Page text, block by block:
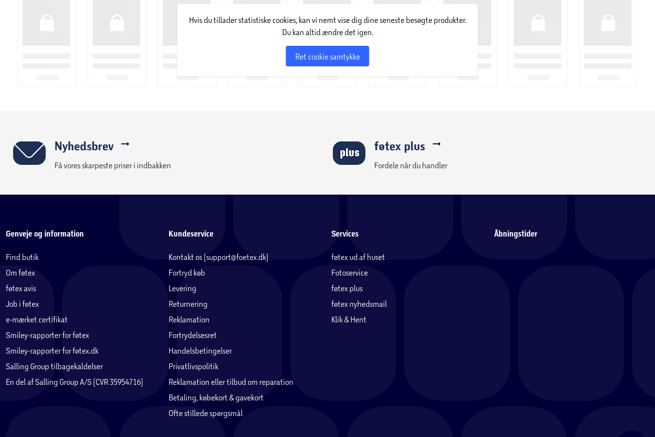
Hvis du tillader statistiske cookies, kan vi nemt vise dig dine seneste besøgte produkter.
Du kan altid ændre det igen.
Ret cookie samtykke
Nyhedsbrev
Få vores skarpeste priser i indbakken
føtex plus
Fordele når du handler
Genveje og information
Find butik
Om føtex
føtex avis
Job i føtex
e-mærket certifikat
Smiley-rapporter for føtex
Smiley-rapporter for føtex.dk
Salling Group tilbagekaldelser
En del af Salling Group A/S (CVR 35954716)
Kundeservice
Kontakt os (support@foetex.dk)
Fortryd køb
Levering
Returnering
Reklamation
Fortrydelsesret
Handelsbetingelser
Privatlivspolitik
Reklamation eller tilbud om reparation
Betaling, købekort & gavekort
Ofte stillede spørgsmål
Services
føtex ud af huset
Fotoservice
føtex plus
føtex nyhedsmail
Klik & Hent
Åbningstider